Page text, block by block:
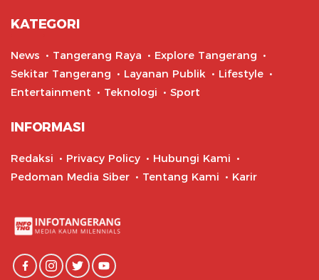
KATEGORI
News Tangerang Raya
Explore Tangerang
Sekitar Tangerang
Layanan Publik
Lifestyle
Entertainment
Teknologi Sport
INFORMASI
Redaksi Privacy Policy
Hubungi Kami
Pedoman Media Siber
Tentang Kami Karir